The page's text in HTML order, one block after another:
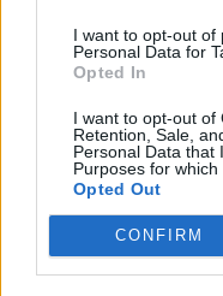
I want to opt-out of
Personal Data for
Opted In
I want to opt-out of
Retention, Sale,
Personal Data that
Purposes for which
Opted Out
CONFIRM
7.1.22